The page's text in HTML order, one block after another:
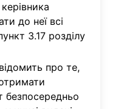
до неї всі
3.17 розділу
про те,
безпосередньо